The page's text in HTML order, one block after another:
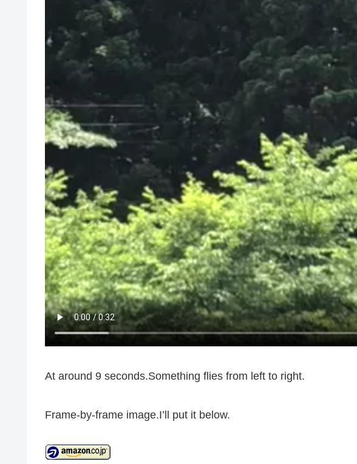
At around 9 seconds.Something flies from left to right.
Frame-by-frame image.I’ll put it below.